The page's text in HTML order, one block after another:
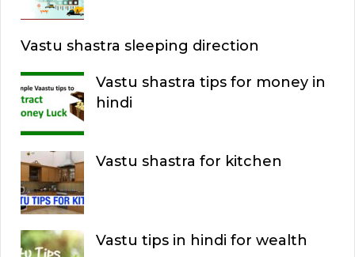
Vastu shastra sleeping direction
Vastu shastra tips for money in
hindi
Vastu shastra for kitchen
Vastu tips in hindi for wealth